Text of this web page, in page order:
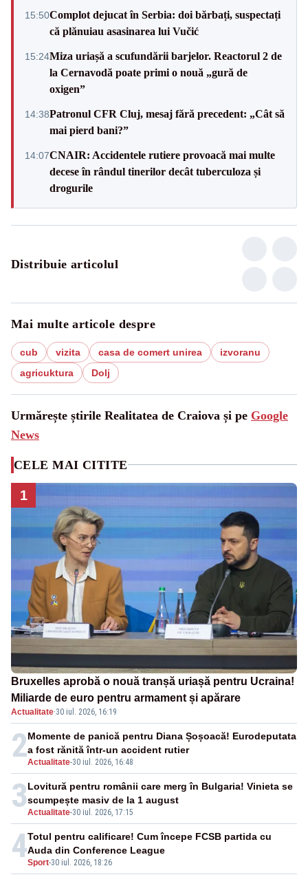
15:50Complot dejucat în Serbia: doi bărbați, suspectați
că plănuiau asasinarea lui Vučić
15:24Miza uriașă a scufundării barjelor. Reactorul 2 de
la Cernavodă poate primi o nouă „gură de
oxigen”
14:38Patronul CFR Cluj, mesaj fără precedent: „Cât să
mai pierd bani?”
14:07CNAIR: Accidentele rutiere provoacă mai multe
decese în rândul tinerilor decât tuberculoza și
drogurile
Distribuie articolul
Mai multe articole despre
cub vizita casa de comert unirea
izvoranu
agricuktura
Dolj
Urmărește știrile Realitatea de Craiova și pe Google
News
CELE MAI CITITE
1
Bruxelles aprobă o nouă tranșă uriașă pentru Ucraina!
Miliarde de euro pentru armament și apărare
Actualitate·30 iul. 2026, 16:19
2Actualitate-30 iul. 2026, 16:48
Momente de panică pentru Diana Șoșoacă! Eurodeputata
a fost rănită într-un accident rutier
3Actualitate-30 iul. 2026, 17:15
Lovitură pentru românii care merg în Bulgaria! Vinieta se
scumpește masiv de la 1 august
4Sport-30 iul. 2026, 18:26
Totul pentru calificare! Cum începe FCSB partida cu
Auda din Conference League